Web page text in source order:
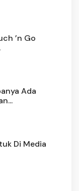
’n Go
Ada
Di Media